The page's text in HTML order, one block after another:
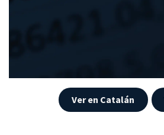
Ver en Catalán